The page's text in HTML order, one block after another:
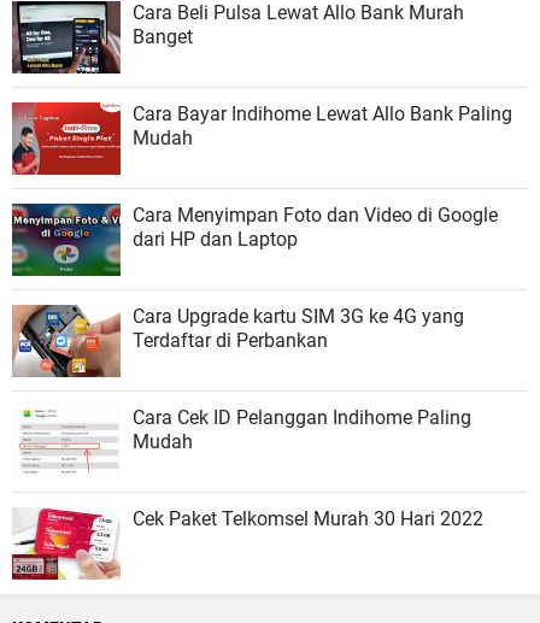
Cara Beli Pulsa Lewat Allo Bank Murah
Banget
Cara Bayar Indihome Lewat Allo Bank Paling
Mudah
Cara Menyimpan Foto dan Video di Google
dari HP dan Laptop
Cara Upgrade kartu SIM 3G ke 4G yang
Terdaftar di Perbankan
Cara Cek ID Pelanggan Indihome Paling
Mudah
Cek Paket Telkomsel Murah 30 Hari 2022